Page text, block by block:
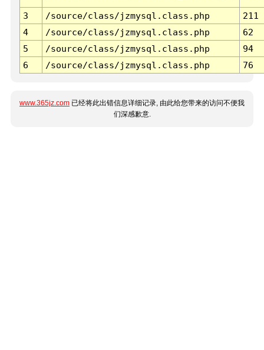
3 /source/class/jzmysql.class.php
211
4
/source/class/jzmysql.class.php
62
5
/source/class/jzmysql.class.php
94
6
/source/class/jzmysql.class.php 76
www.365jz.com 已经将此出错信息详细记录, 由此给您带来的访问不便我
们深感歉意.